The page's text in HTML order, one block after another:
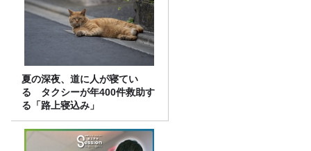
夏の深夜、道に人が寝てい
る タクシーが年400件救助す
る「路上寝込み」